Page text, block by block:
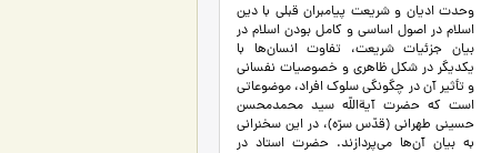
وحدت ادیان و شریعت پیامبران قبلی با دین
اسلام در اصول اساسی و کامل بودن اسلام در
بیان جزئیات شریعت، تفاوت انسان‌ها با
یکدیگر در شکل ظاهری و خصوصیات نفسانی
و تأثیر آن در چگونگی سلوک افراد، موضوعاتی
است که حضرت آیةاللّه سيد محمدمحسن
حسینی طهرانی (قدّس سرّه)، در این سخنرانی
به بیان آن‌ها می‌پردازند. حضرت استاد در